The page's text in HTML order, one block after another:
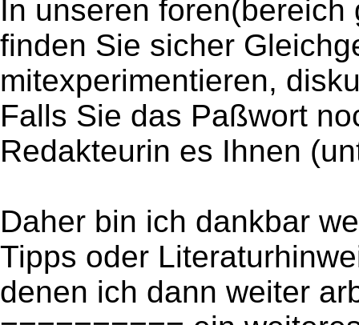
In unseren
finden Sie sicher
mitexperimentieren,
Falls Sie das Paßwort
Redakteurin es Ihnen
Daher bin ich dankbar
Tipps oder
denen ich dann weiter